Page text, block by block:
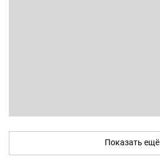
Показать ещё